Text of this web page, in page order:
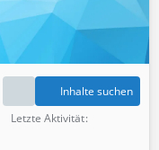
Inhalte suchen
Letzte Aktivität